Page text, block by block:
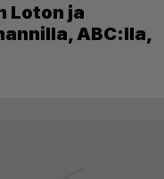
Loton ja
ABC:lla,